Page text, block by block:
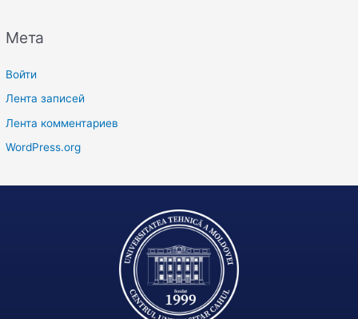
Мета
Войти
Лента записей
Лента комментариев
WordPress.org